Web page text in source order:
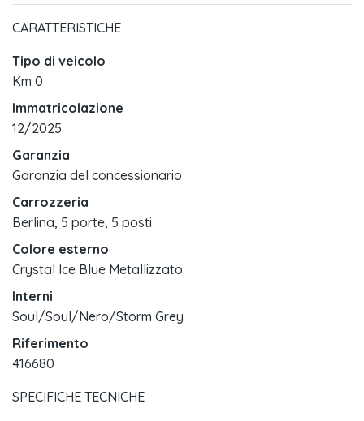
CARATTERISTICHE
Tipo di veicolo
Km 0
Immatricolazione
12/2025
Garanzia
Garanzia del concessionario
Carrozzeria
Berlina, 5 porte, 5 posti
Colore esterno
Crystal Ice Blue Metallizzato
Interni
Soul/Soul/Nero/Storm Grey
Riferimento
416680
SPECIFICHE TECNICHE